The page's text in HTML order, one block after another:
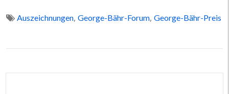
Auszeichnungen, George-Bähr-Forum, George-Bähr-Preis